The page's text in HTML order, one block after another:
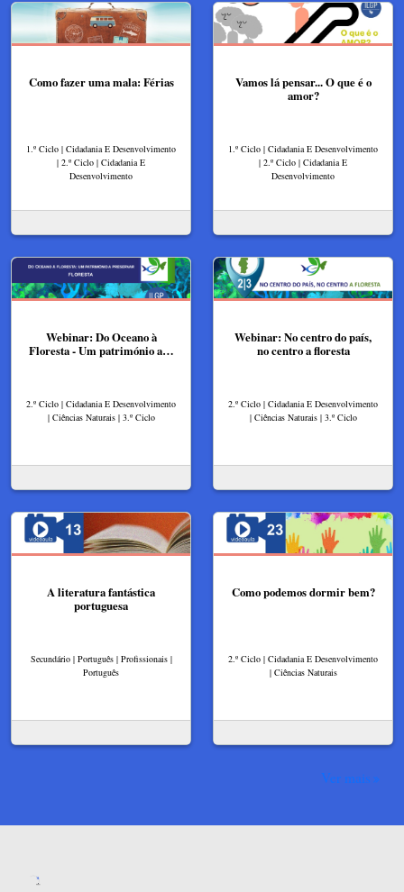
Como fazer uma mala: Férias​
1.º Ciclo | Cidadania E Desenvolvimento
| 2.º Ciclo | Cidadania E
Desenvolvimento
Vamos lá pensar... O que é o
amor?
1.º Ciclo | Cidadania E Desenvolvimento
| 2.º Ciclo | Cidadania E
Desenvolvimento
Webinar: Do Oceano à
Floresta - Um património a…
2.º Ciclo | Cidadania E Desenvolvimento
| Ciências Naturais | 3.º Ciclo
Webinar: No centro do país,
no centro a floresta
2.º Ciclo | Cidadania E Desenvolvimento
| Ciências Naturais | 3.º Ciclo
A literatura fantástica
portuguesa
Secundário | Português | Profissionais |
Português
Como podemos dormir bem?
2.º Ciclo | Cidadania E Desenvolvimento
| Ciências Naturais
Ver mais